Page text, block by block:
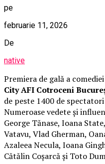
pe
februarie 11, 2026
De
native
Premiera de gală a comediei
City AFI Cotroceni
de peste 1400 de
Numeroase vedete și
George Tănase, Ioana
Vatavu, Vlad Gherman,
Azaleea Necula, Ioana
Cătălin Coșarcă și Toto